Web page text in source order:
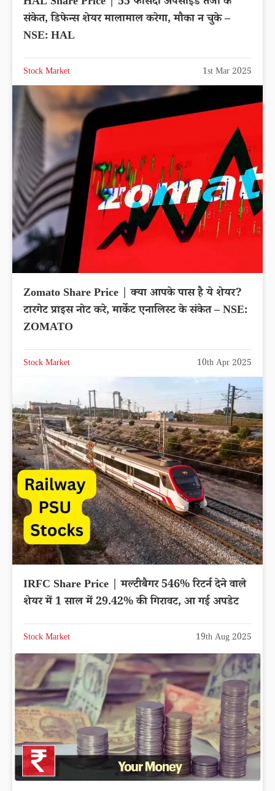
संकेत, डिफेन्स शेयर मालामाल करेगा, मौका न चुके –
NSE: HAL
Stock Market 1st Mar 2025
Zomato Share Price | क्या आपके पास है ये शेयर?
टारगेट प्राइस नोट करे, मार्केट एनालिस्ट के संकेत – NSE:
ZOMATO
Stock Market 10th Apr 2025
IRFC Share Price | मल्टीबैगर 546% रिटर्न देने वाले
शेयर में 1 साल में 29.42% की गिरावट, आ गई अपडेट
Stock Market 19th Aug 2025